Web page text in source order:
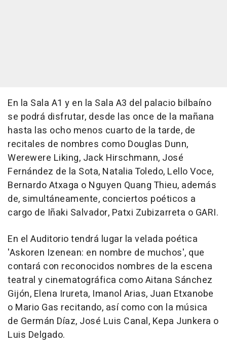
En la Sala A1 y en la Sala A3 del palacio bilbaíno
se podrá disfrutar, desde las once de la mañana
hasta las ocho menos cuarto de la tarde, de
recitales de nombres como Douglas Dunn,
Werewere Liking, Jack Hirschmann, José
Fernández de la Sota, Natalia Toledo, Lello Voce,
Bernardo Atxaga o Nguyen Quang Thieu, además
de, simultáneamente, conciertos poéticos a
cargo de Iñaki Salvador, Patxi Zubizarreta o GARI.
En el Auditorio tendrá lugar la velada poética
'Askoren Izenean: en nombre de muchos', que
contará con reconocidos nombres de la escena
teatral y cinematográfica como Aitana Sánchez
Gijón, Elena Irureta, Imanol Arias, Juan Etxanobe
o Mario Gas recitando, así como con la música
de Germán Díaz, José Luis Canal, Kepa Junkera o
Luis Delgado.